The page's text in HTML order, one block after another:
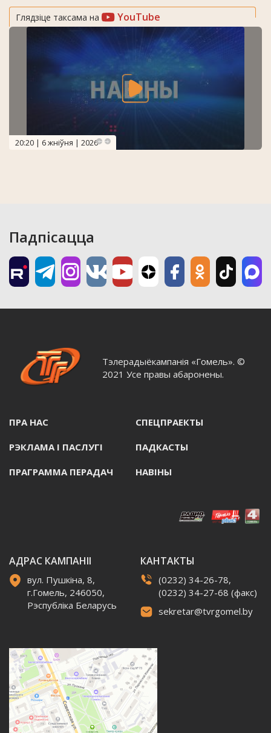
Глядзіце таксама на YouTube
20:20 | 6 жніўня | 2026
Падпісацца
Тэлерадыёкампанія «Гомель». ©
2021 Усе правы абаронены.
ПРА НАС СПЕЦПРАЕКТЫ
РЭКЛАМА I ПАСЛУГI ПАДКАСТЫ
ПРАГРАММА ПЕРАДАЧ НАВIНЫ
АДРАС КАМПАНІІ
вул. Пушкіна, 8,
г.Гомель, 246050,
Рэспубліка Беларусь
КАНТАКТЫ
(0232) 34-26-78,
(0232) 34-27-68 (факс)
sekretar@tvrgomel.by